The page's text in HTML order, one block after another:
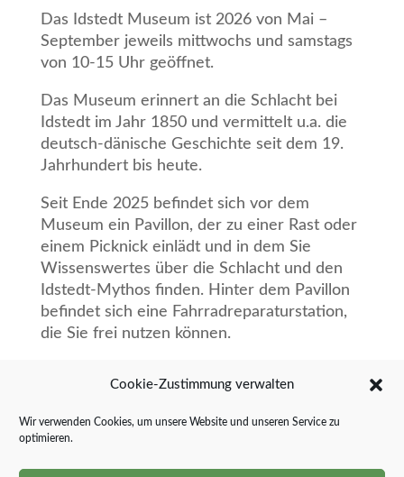
Cookie-Zustimmung verwalten
Wir verwenden Cookies, um unsere Website und unseren Service zu
optimieren.
Das Idstedt Museum ist 2026 von Mai –
September jeweils mittwochs und samstags
von 10-15 Uhr geöffnet.
Das Museum erinnert an die Schlacht bei
Idstedt im Jahr 1850 und vermittelt u.a. die
deutsch-dänische Geschichte seit dem 19.
Jahrhundert bis heute.
Seit Ende 2025 befindet sich vor dem
Museum ein Pavillon, der zu einer Rast oder
einem Picknick einlädt und in dem Sie
Wissenswertes über die Schlacht und den
Idstedt-Mythos finden. Hinter dem Pavillon
befindet sich eine Fahrradreparaturstation,
die Sie frei nutzen können.
Öffnungszeiten) können Sie per Email an
folgende Adresse buchen:
idstedt-
stiftung@schleswig-flensburg.de